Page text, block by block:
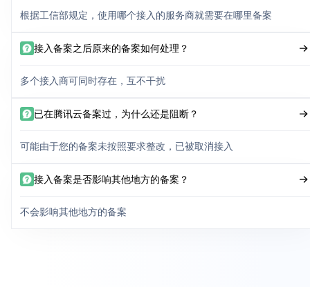
根据工信部规定，使用哪个接入的服务商就需要在哪里备案
接入备案之后原来的备案如何处理？
多个接入商可同时存在，互不干扰
已在腾讯云备案过，为什么还是阻断？
可能由于您的备案未按照要求整改，已被取消接入
接入备案是否影响其他地方的备案？
不会影响其他地方的备案